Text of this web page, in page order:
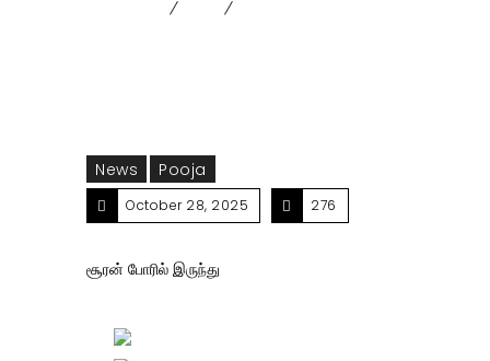
News Pooja
October 28, 2025 276
சூரன் போரில் இருந்து